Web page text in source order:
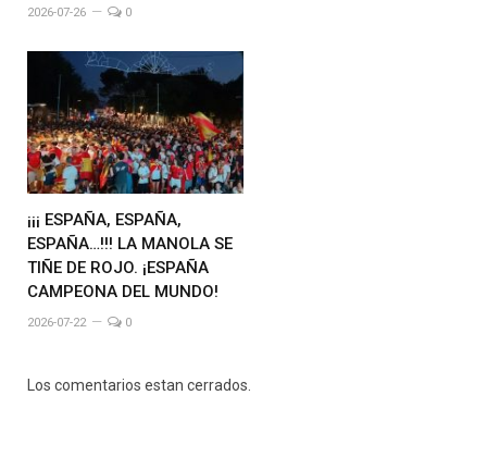
2026-07-26 0
¡¡¡ ESPAÑA, ESPAÑA,
ESPAÑA…!!! LA MANOLA SE
TIÑE DE ROJO. ¡ESPAÑA
CAMPEONA DEL MUNDO!
2026-07-22 0
Los comentarios estan cerrados.